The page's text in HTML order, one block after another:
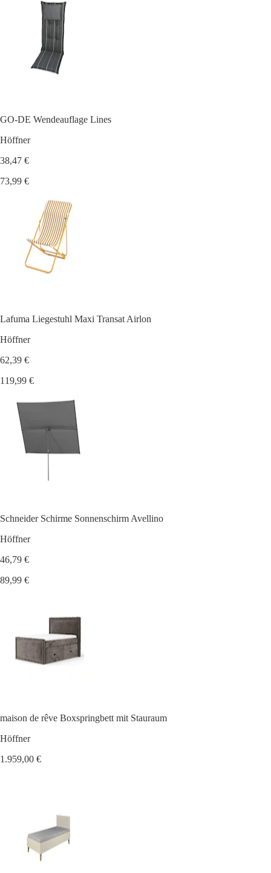
GO-DE Wendeauflage Lines
Höffner
38,47 €
73,99 €
Lafuma Liegestuhl Maxi Transat Airlon
Höffner
62,39 €
119,99 €
Schneider Schirme Sonnenschirm Avellino
Höffner
46,79 €
89,99 €
maison de rêve Boxspringbett mit Stauraum
Höffner
1.959,00 €